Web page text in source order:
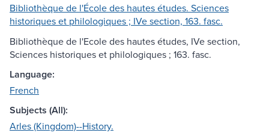
Bibliothèque de l'École des hautes études. Sciences
historiques et philologiques ; IVe section, 163. fasc.
Bibliothèque de l'Ecole des hautes études, IVe section,
Sciences historiques et philologiques ; 163. fasc.
Language:
French
Subjects (All):
Arles (Kingdom)--History.